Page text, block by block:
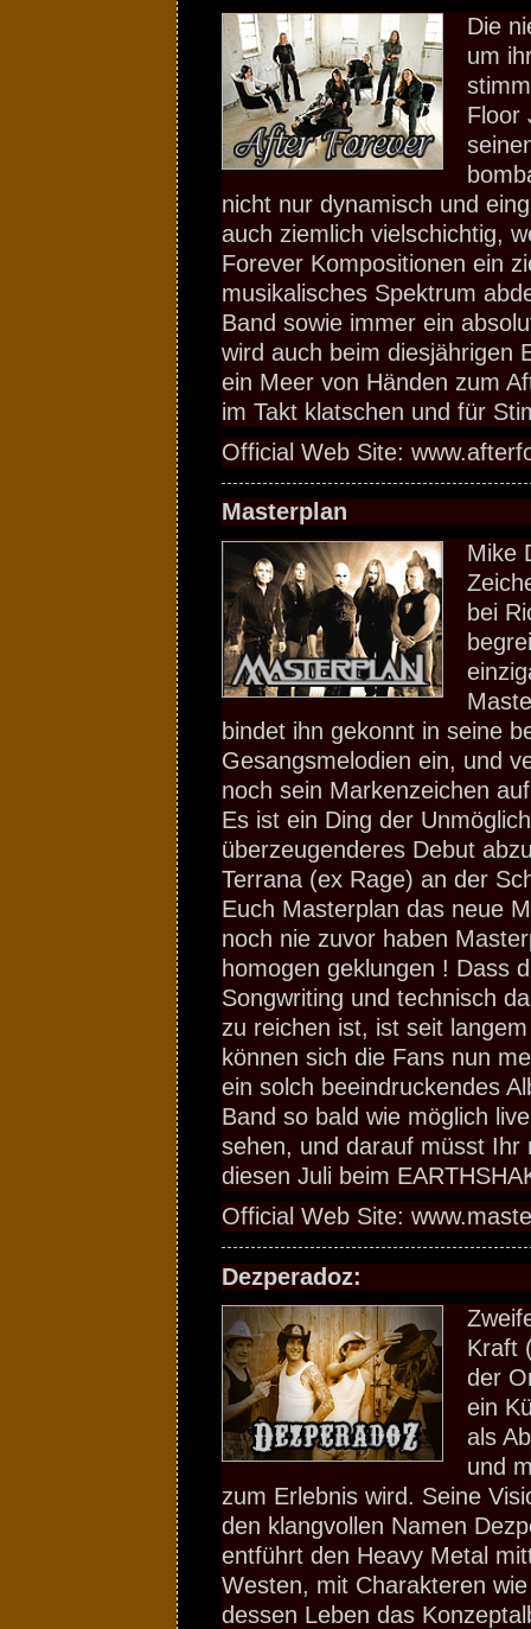
Die
um
Floor
nicht nur dynamisch und
auch ziemlich vielschichtig,
Forever Kompositionen ein
musikalisches Spektrum
Band sowie immer ein
wird auch beim diesjährigen
ein Meer von Händen zum
im Takt klatschen und für
Official Web Site:
Masterplan
Mike
bei
bindet ihn gekonnt in seine
Gesangsmelodien ein, und
noch sein Markenzeichen
Es ist ein Ding der
überzeugenderes Debut
Terrana (ex Rage) an der
Euch Masterplan das neue
noch nie zuvor haben
homogen geklungen ! Dass
Songwriting und technisch
zu reichen ist, ist seit
können sich die Fans nun
ein solch beeindruckendes
Band so bald wie möglich
sehen, und darauf müsst Ihr
diesen Juli beim
Official Web Site:
Dezperadoz:
Kraft
der
ein
als
und
zum Erlebnis wird. Seine
den klangvollen Namen
entführt den Heavy Metal
Westen, mit Charakteren
dessen Leben das